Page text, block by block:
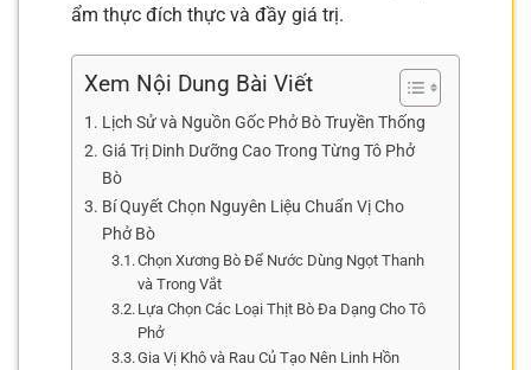
ẩm thực đích thực và đầy giá trị.
Xem Nội Dung Bài Viết
Lịch Sử và Nguồn Gốc Phở Bò Truyền Thống
Giá Trị Dinh Dưỡng Cao Trong Từng Tô Phở
Bò
Bí Quyết Chọn Nguyên Liệu Chuẩn Vị Cho
Phở Bò
Chọn Xương Bò Để Nước Dùng Ngọt Thanh
và Trong Vắt
Lựa Chọn Các Loại Thịt Bò Đa Dạng Cho Tô
Phở
Gia Vị Khô và Rau Củ Tạo Nên Linh Hồn